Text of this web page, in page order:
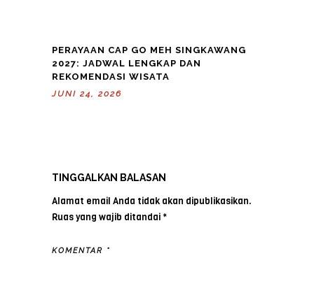
PERAYAAN CAP GO MEH SINGKAWANG
2027: JADWAL LENGKAP DAN
REKOMENDASI WISATA
JUNI 24, 2026
TINGGALKAN BALASAN
Alamat email Anda tidak akan dipublikasikan.
Ruas yang wajib ditandai*
KOMENTAR *